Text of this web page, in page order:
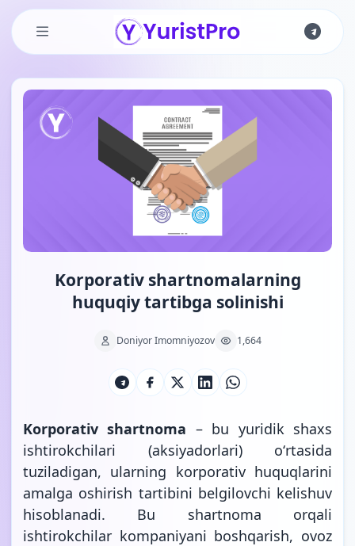
Skip to main content
Korporativ shartnomalarning
huquqiy tartibga solinishi
Doniyor Imomniyozov 1,664
Korporativ shartnoma – bu yuridik shaxs
ishtirokchilari (aksiyadorlari) oʻrtasida
tuziladigan, ularning korporativ huquqlarini
amalga oshirish tartibini belgilovchi kelishuv
hisoblanadi. Bu shartnoma orqali
ishtirokchilar kompaniyani boshqarish, ovoz